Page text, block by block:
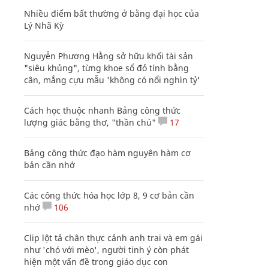
Nhiều điểm bất thường ở bằng đại học của
Lý Nhã Kỳ
Nguyễn Phương Hằng sở hữu khối tài sản
"siêu khủng", từng khoe sổ đỏ tính bằng
cân, mắng cựu mẫu 'không có nổi nghìn tỷ'
Cách học thuộc nhanh Bảng công thức
lượng giác bằng thơ, "thần chú"
17
Bảng công thức đạo hàm nguyên hàm cơ
bản cần nhớ
Các công thức hóa học lớp 8, 9 cơ bản cần
nhớ
106
Clip lột tả chân thực cảnh anh trai và em gái
như 'chó với mèo', người tinh ý còn phát
hiện một vấn đề trong giáo dục con